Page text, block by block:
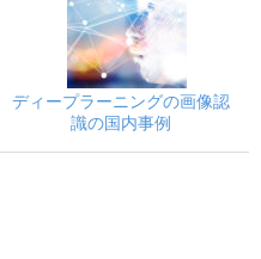
ディープラーニングの画像認
識の国内事例